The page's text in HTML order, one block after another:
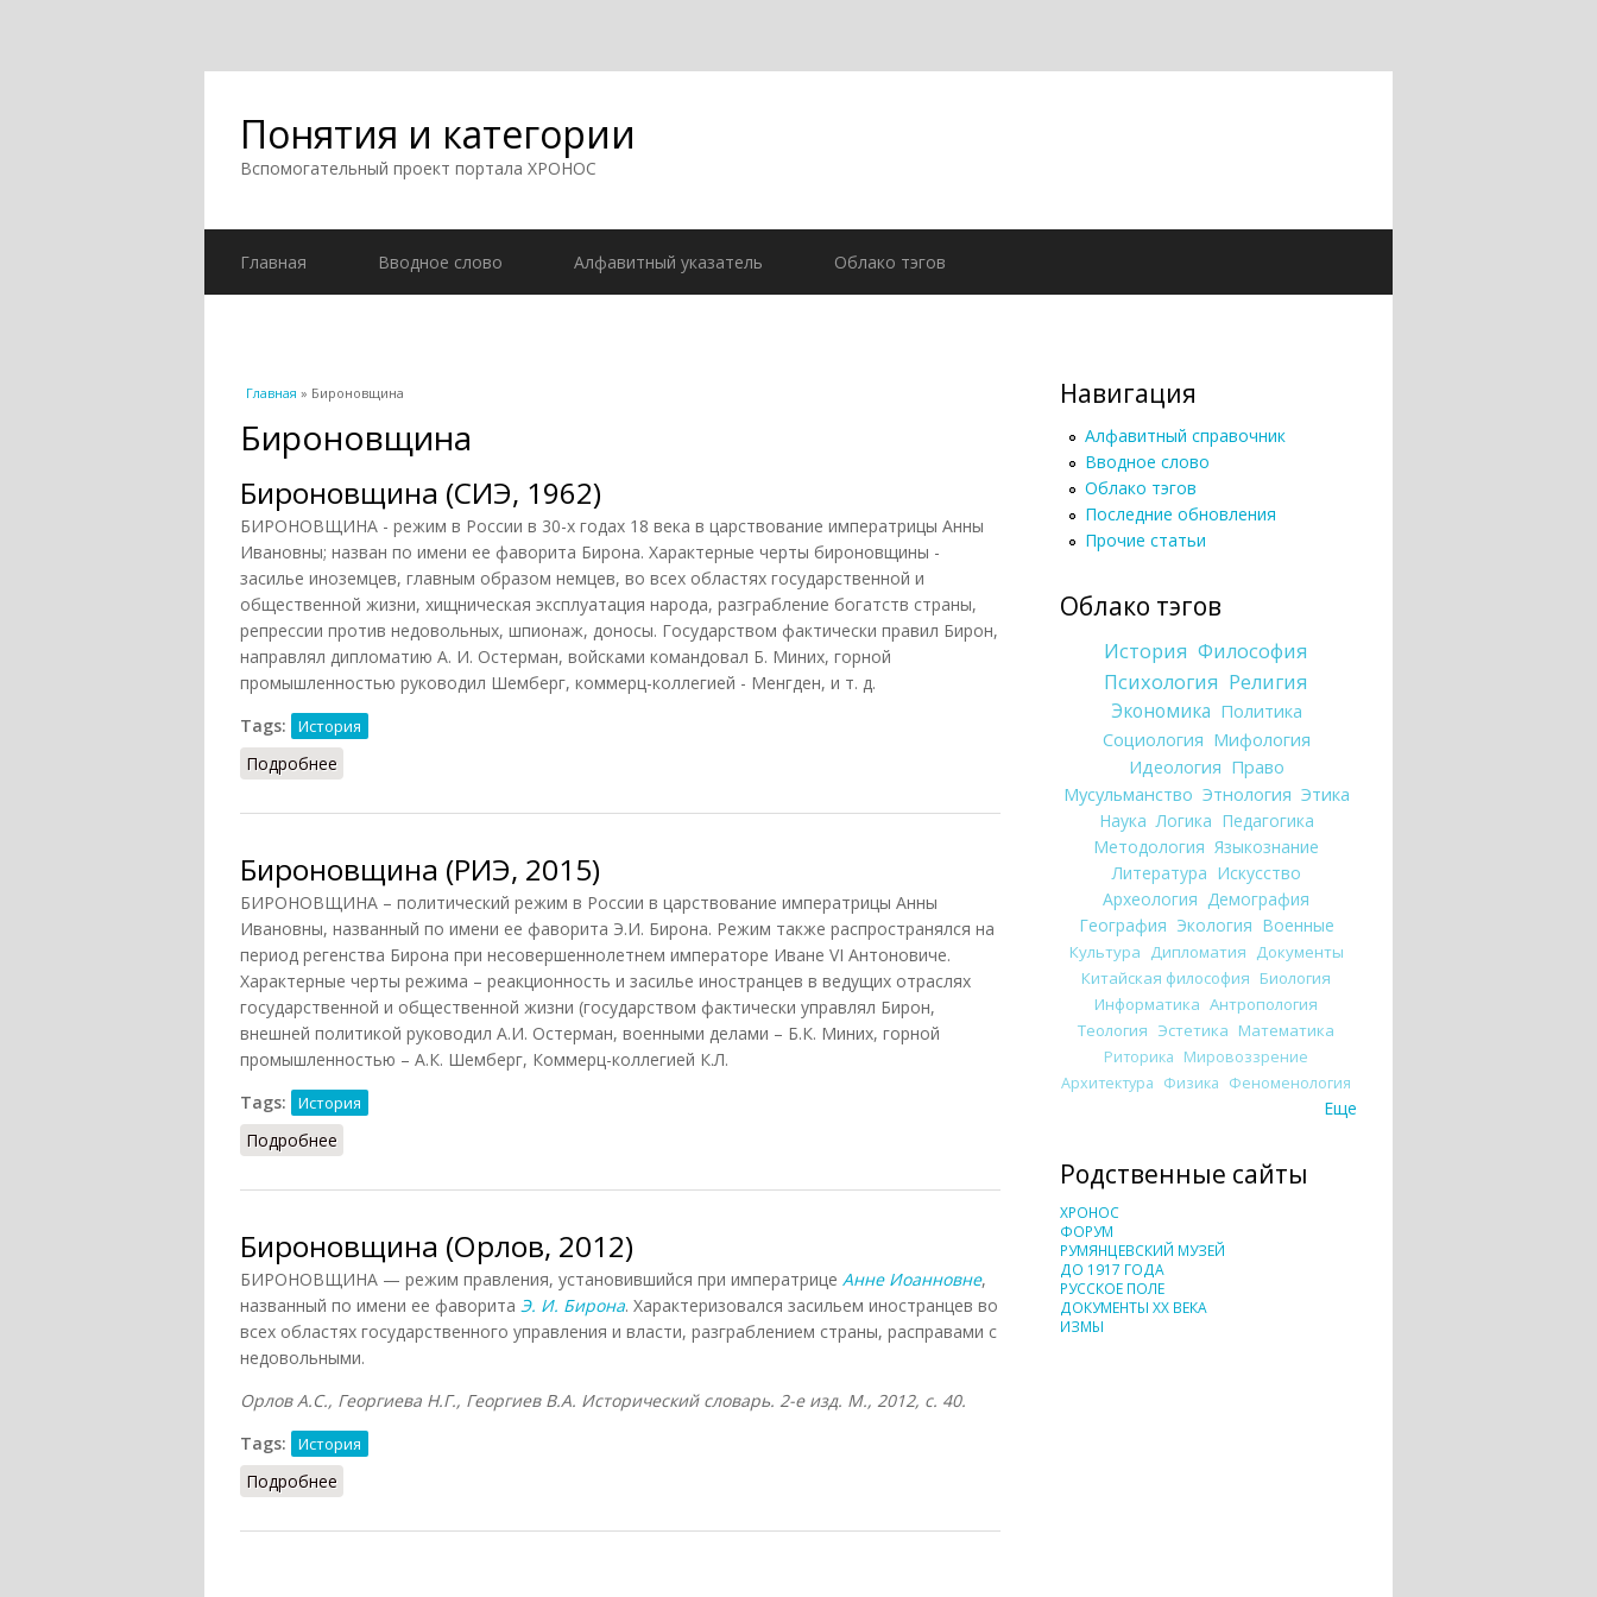
Понятия и категории
Вспомогательный проект портала ХРОНОС
Главная Вводное слово Алфавитный указатель Облако тэгов
Вы здесь
Главная » Бироновщина
Бироновщина
Бироновщина (СИЭ, 1962)
БИРОНОВЩИНА - режим в России в 30-х годах 18 века в царствование императрицы Анны
Ивановны; назван по имени ее фаворита Бирона. Характерные черты бироновщины -
засилье иноземцев, главным образом немцев, во всех областях государственной и
общественной жизни, хищническая эксплуатация народа, разграбление богатств страны,
репрессии против недовольных, шпионаж, доносы. Государством фактически правил Бирон,
направлял дипломатию А. И. Остерман, войсками командовал Б. Миних, горной
промышленностью руководил Шемберг, коммерц-коллегией - Менгден, и т. д.
Tags:
История
Подробнее
Бироновщина (РИЭ, 2015)
БИРОНОВЩИНА – политический режим в России в царствование императрицы Анны
Ивановны, названный по имени ее фаворита Э.И. Бирона. Режим также распространялся на
период регенства Бирона при несовершеннолетнем императоре Иване VI Антоновиче.
Характерные черты режима – реакционность и засилье иностранцев в ведущих отраслях
государственной и общественной жизни (государством фактически управлял Бирон,
внешней политикой руководил А.И. Остерман, военными делами – Б.К. Миних, горной
промышленностью – А.К. Шемберг, Коммерц-коллегией К.Л.
Tags:
История
Подробнее
Бироновщина (Орлов, 2012)
БИРОНОВЩИНА — режим правления, установившийся при императрице Анне Иоанновне,
названный по имени ее фаворита Э. И. Бирона. Характеризовался засильем иностранцев во
всех областях государственного управления и власти, разграблением страны, расправами с
недовольными.
Орлов А.С., Георгиева Н.Г., Георгиев В.А. Исторический словарь. 2-е изд. М., 2012, с. 40.
Tags:
История
Подробнее
Навигация
Алфавитный справочник
Вводное слово
Облако тэгов
Последние обновления
Прочие статьи
Облако тэгов
История Философия
Психология Религия
Экономика Политика
Социология Мифология
Идеология Право
Мусульманство Этнология Этика
Наука Логика Педагогика
Методология Языкознание
Литература Искусство
Археология Демография
География Экология Военные
Культура Дипломатия Документы
Китайская философия Биология
Информатика Антропология
Теология Эстетика Математика
Риторика Мировоззрение
Архитектура Физика Феноменология
Еще
Родственные сайты
ХРОНОС
ФОРУМ
РУМЯНЦЕВСКИЙ МУЗЕЙ
ДО 1917 ГОДА
РУССКОЕ ПОЛЕ
ДОКУМЕНТЫ XX ВЕКА
ИЗМЫ